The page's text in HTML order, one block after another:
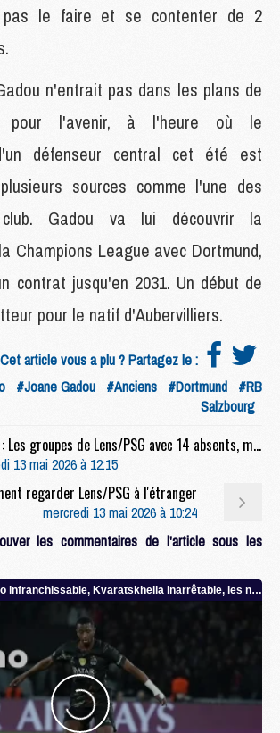
le faire et se contenter de 2
n'entrait pas dans les plans de
pour l'avenir, à l'heure où le
défenseur central cet été est
sources comme l'une des
Gadou va lui découvrir la
Champions League avec Dortmund,
contrat jusqu'en 2031. Un début de
pour le natif d'Aubervilliers.
Cet article vous a plu ? Partagez le :
#Joane Gadou #Anciens #Dortmund #RB
Salzbourg
Match : Les groupes de Lens/PSG avec 14 absents, mais plusieurs jeunes
13 mai 2026 à 12:15
regarder Lens/PSG à l'étranger
mercredi 13 mai 2026 à 10:24
les commentaires de l'article sous les